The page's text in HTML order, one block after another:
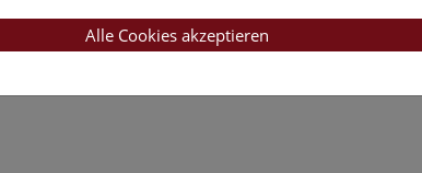
Alle Cookies akzeptieren